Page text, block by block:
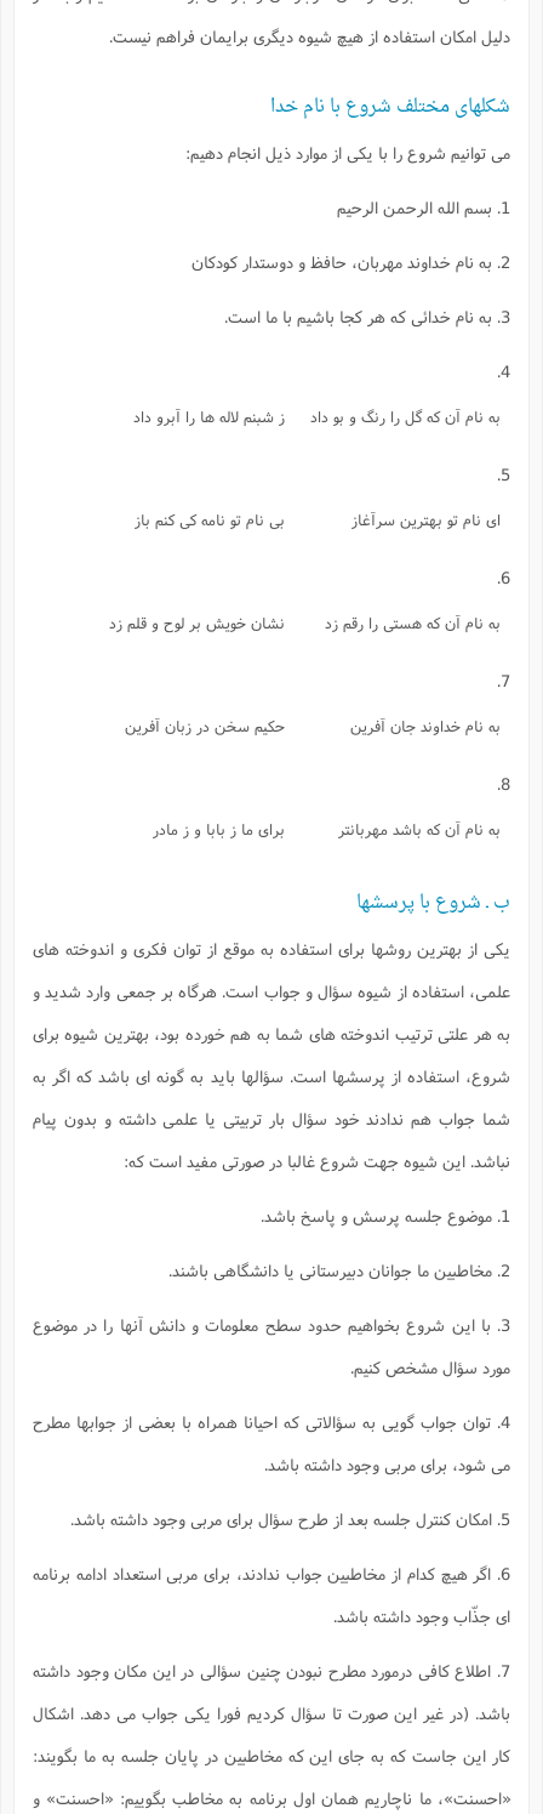
دليل امكان استفاده از هيچ شيوه ديگرى برايمان فراهم نيست.
شكلهاى مختلف شروع با نام خدا
مى توانيم شروع را با يكى از موارد ذيل انجام دهيم:
1. بسم الله الرحمن الرحيم
2. به نام خداوند مهربان، حافظ و دوستدار كودكان
3. به نام خدائى كه هر كجا باشيم با ما است.
4.
به نام آن كه گل را رنگ و بو داد ز شبنم لاله ها را آبرو داد
5.
اى نام تو بهترين سرآغاز بى نام تو نامه كى كنم باز
6.
به نام آن كه هستى را رقم زد نشان خويش بر لوح و قلم زد
7.
به نام خداوند جان آفرين حكيم سخن در زبان آفرين
8.
به نام آن كه باشد مهربانتر براى ما ز بابا و ز مادر
ب ـ شروع با پرسشها
يكى از بهترين روشها براى استفاده به موقع از توان فكرى و اندوخته هاى
علمى، استفاده از شيوه سؤال و جواب است. هرگاه بر جمعى وارد شديد و
به هر علتى ترتيب اندوخته هاى شما به هم خورده بود، بهترين شيوه براى
شروع، استفاده از پرسشها است. سؤالها بايد به گونه اى باشد كه اگر به
شما جواب هم ندادند خود سؤال بار تربيتى يا علمى داشته و بدون پيام
نباشد. اين شيوه جهت شروع غالبا در صورتى مفيد است كه:
1. موضوع جلسه پرسش و پاسخ باشد.
2. مخاطبين ما جوانان دبيرستانى يا دانشگاهى باشند.
3. با اين شروع بخواهيم حدود سطح معلومات و دانش آنها را در موضوع
مورد سؤال مشخص كنيم.
4. توان جواب گويى به سؤالاتى كه احيانا همراه با بعضى از جوابها مطرح
مى شود، براى مربى وجود داشته باشد.
5. امكان كنترل جلسه بعد از طرح سؤال براى مربى وجود داشته باشد.
6. اگر هيچ كدام از مخاطبين جواب ندادند، براى مربى استعداد ادامه برنامه
اى جذّاب وجود داشته باشد.
7. اطلاع كافى درمورد مطرح نبودن چنين سؤالى در اين مكان وجود داشته
باشد. (در غير اين صورت تا سؤال كرديم فورا يكى جواب مى دهد. اشكال
كار اين جاست كه به جاى اين كه مخاطبين در پايان جلسه به ما بگويند:
«احسنت»، ما ناچاريم همان اول برنامه به مخاطب بگوييم: «احسنت» و